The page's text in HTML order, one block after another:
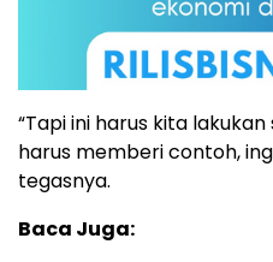
“Tapi ini harus kita
harus memberi contoh,
tegasnya.
Baca Juga: